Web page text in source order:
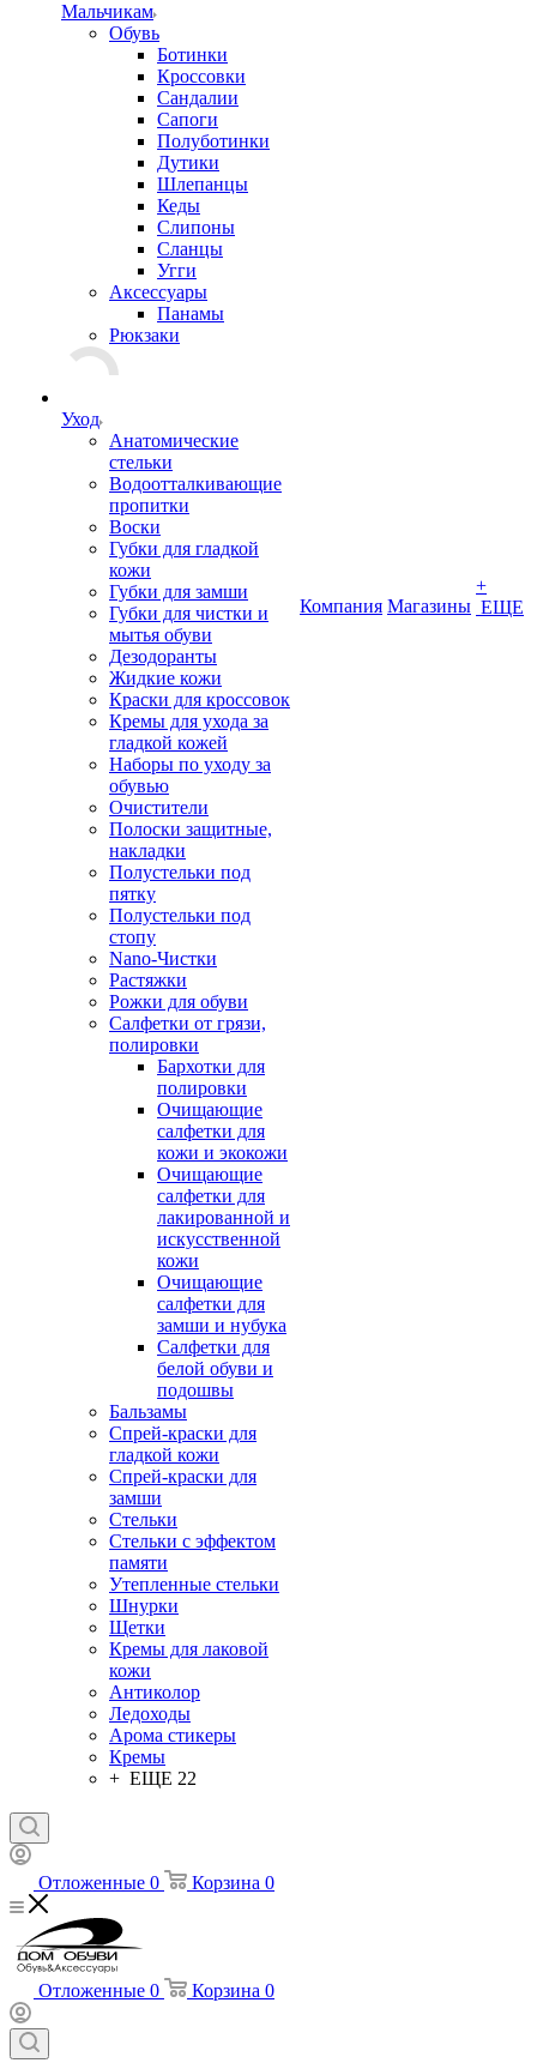
Мальчикам
Обувь
Ботинки
Кроссовки
Сандалии
Сапоги
Полуботинки
Дутики
Шлепанцы
Кеды
Слипоны
Сланцы
Угги
Аксессуары
Панамы
Рюкзаки
Уход
Анатомические
стельки
Водоотталкивающие
пропитки
Воски
Губки для гладкой
кожи
Губки для замши
Губки для чистки и
мытья обуви
Дезодоранты
Жидкие кожи
Краски для кроссовок
Кремы для ухода за
гладкой кожей
Наборы по уходу за
обувью
Очистители
Полоски защитные,
накладки
Полустельки под
пятку
Полустельки под
стопу
Nano-Чистки
Растяжки
Рожки для обуви
Салфетки от грязи,
полировки
Бархотки для
полировки
Очищающие
салфетки для
кожи и экокожи
Очищающие
салфетки для
лакированной и
искусственной
кожи
Очищающие
салфетки для
замши и нубука
Салфетки для
белой обуви и
подошвы
Бальзамы
Спрей-краски для
гладкой кожи
Спрей-краски для
замши
Стельки
Стельки с эффектом
памяти
Утепленные стельки
Шнурки
Щетки
Кремы для лаковой
кожи
Антиколор
Ледоходы
Арома стикеры
Кремы
+ ЕЩЕ 22
Компания Магазины
+
ЕЩЕ
Отложенные 0 Корзина 0
Отложенные 0 Корзина 0